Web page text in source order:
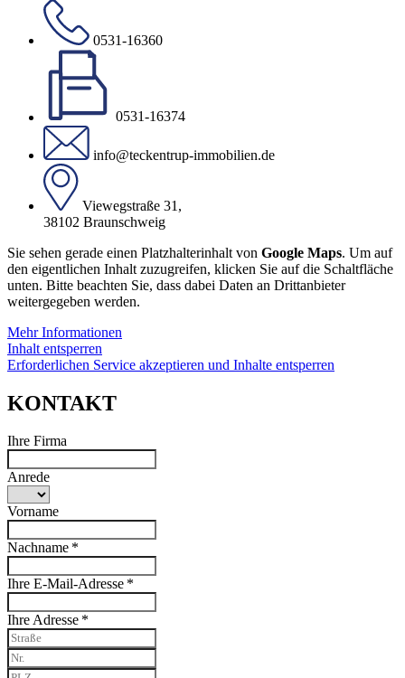
0531-16360
0531-16374
info@teckentrup-immobilien.de
Viewegstraße 31,
38102 Braunschweig
Sie sehen gerade einen Platzhalterinhalt von Google Maps. Um auf
den eigentlichen Inhalt zuzugreifen, klicken Sie auf die Schaltfläche
unten. Bitte beachten Sie, dass dabei Daten an Drittanbieter
weitergegeben werden.
Mehr Informationen
Inhalt entsperren
Erforderlichen Service akzeptieren und Inhalte entsperren
KONTAKT
Ihre Firma
Anrede
Vorname
Nachname *
Ihre E-Mail-Adresse *
Ihre Adresse *